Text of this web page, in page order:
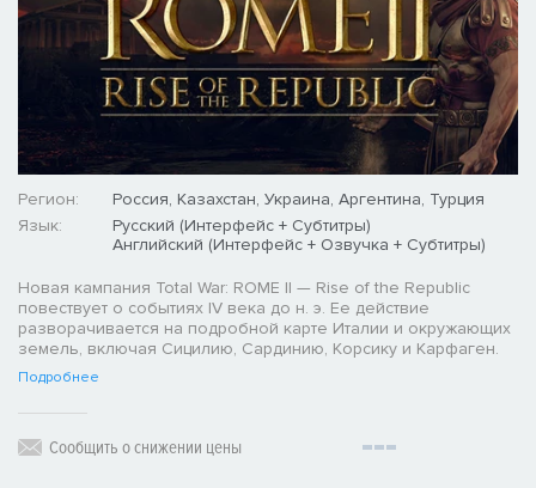
Регион:
Россия, Казахстан, Украина, Аргентина, Турция
Язык:
Русский (Интерфейс + Субтитры)
Английский (Интерфейс + Озвучка + Субтитры)
Новая кампания Total War: ROME II — Rise of the Republic
повествует о событиях IV века до н. э. Ее действие
разворачивается на подробной карте Италии и окружающих
земель, включая Сицилию, Сардинию, Корсику и Карфаген.
Подробнее
Сообщить о снижении цены